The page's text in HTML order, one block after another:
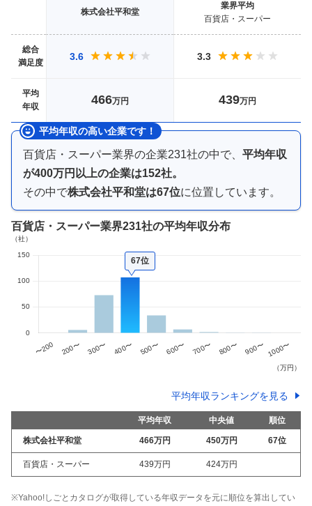
株式会社平和堂
業界平均
百貨店・スーパー
総合
満足度
3.6 3.3
平均
年収
466万円 439万円
平均年収の高い企業です！
百貨店・スーパー業界の企業231社の中で、 平均年収
が400万円以上の企業は152社。
その中で株式会社平和堂は67位に位置しています。
百貨店・スーパー業界231社の平均年収分布
67位
平均年収ランキングを見る
平均年収 中央値 順位
株式会社平和堂 466万円 450万円 67位
百貨店・スーパー 439万円 424万円
※Yahoo!しごとカタログが取得している年収データを元に順位を算出してい